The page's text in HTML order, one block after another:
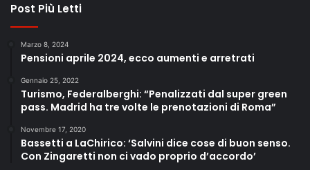
Post Più Letti
Marzo 8, 2024
Pensioni aprile 2024, ecco aumenti e arretrati
Gennaio 25, 2022
Turismo, Federalberghi: “Penalizzati dal super green
pass. Madrid ha tre volte le prenotazioni di Roma”
Novembre 17, 2020
Bassetti a LaChirico: ‘Salvini dice cose di buon senso.
Con Zingaretti non ci vado proprio d’accordo’